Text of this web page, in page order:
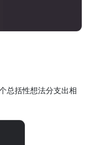
总括性想法分支出相